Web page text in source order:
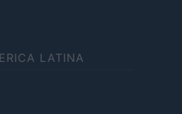
LATINA